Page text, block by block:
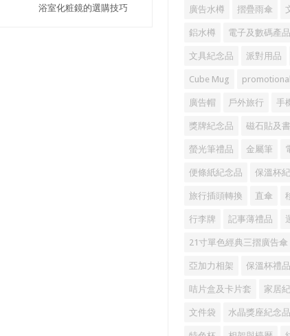
浴室化粧鏡的選購技巧
廣告水樽 摺疊雨傘
鋁水樽 電子及數碼產品
文具紀念品 派對用品
Cube Mug
廣告帽 戶外旅行 手
獎牌紀念品 磁石貼及
螢光筆禮品 金屬筆
便條紙紀念品 保溫杯
旅行插頭轉換 直傘
行李牌 記事薄禮品
21寸單色經典三摺廣告傘
亞加力相架 保溫杯禮品
咭片盒及卡片套 家居
文件袋 水晶獎座紀念品